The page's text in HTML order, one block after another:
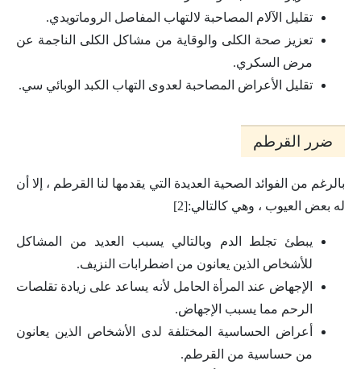
تقليل الآلام المصاحبة لالتهاب المفاصل الروماتويدي.
تعزيز صحة الكلى والوقاية من مشاكل الكلى الناجمة عن
مرض السكري.
تقليل الأعراض المصاحبة لعدوى التهاب الكبد الوبائي سي.
ضرر القرطم
بالرغم من الفوائد الصحية العديدة التي يقدمها لنا القرطم ، إلا أن
له بعض العيوب ، وهي كالتالي:[2]
يبطئ تجلط الدم وبالتالي يسبب العديد من المشاكل
للأشخاص الذين يعانون من اضطرابات النزيف.
الإجهاض عند المرأة الحامل لأنه يساعد على زيادة تقلصات
الرحم مما يسبب الإجهاض.
أعراض الحساسية المختلفة لدى الأشخاص الذين يعانون
من حساسية من القرطم.